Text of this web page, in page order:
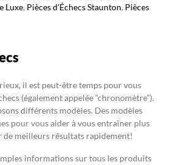
Luxe, Pièces d'Échecs Staunton, Pièces
il est peut-être temps pour vous
(également appelée “chronomètre”).
différents modèles. Des modèles
pour vous aider à vous entraîner plus
de meilleurs résultats rapidement!
informations sur tous les produits